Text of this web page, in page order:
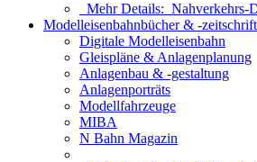
Mehr Details: Nahverkehrs-
Modelleisenbahnbücher & -
Digitale Modelleisenbahn
Gleispläne & Anlagenplanung
Anlagenbau & -gestaltung
Anlagenporträts
Modellfahrzeuge
MIBA
N Bahn Magazin